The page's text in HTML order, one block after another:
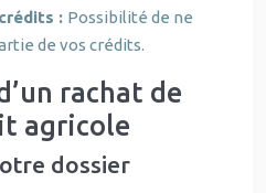
: Possibilité de ne
de vos crédits.
rachat de
agricole
dossier